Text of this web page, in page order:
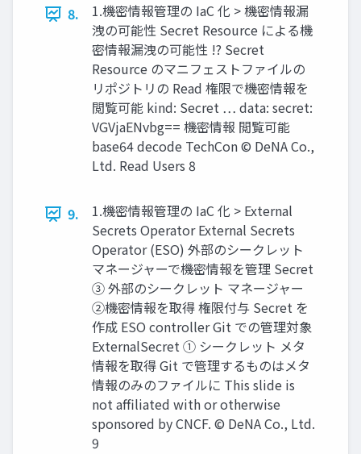
8.
1.機密情報管理の IaC 化 > 機密情報漏
洩の可能性 Secret Resource による機
密情報漏洩の可能性 !? Secret
Resource のマニフェストファイルの
リポジトリの Read 権限で機密情報を
閲覧可能 kind: Secret … data: secret:
VGVjaENvbg== 機密情報 閲覧可能
base64 decode TechCon © DeNA Co.,
Ltd. Read Users 8
9.
1.機密情報管理の IaC 化 > External
Secrets Operator External Secrets
Operator (ESO) 外部のシークレット
マネージャーで機密情報を管理 Secret
③ 外部のシークレット マネージャー
②機密情報を取得 権限付与 Secret を
作成 ESO controller Git での管理対象
ExternalSecret ① シークレット メタ
情報を取得 Git で管理するものはメタ
情報のみのファイルに This slide is
not affiliated with or otherwise
sponsored by CNCF. © DeNA Co., Ltd.
9